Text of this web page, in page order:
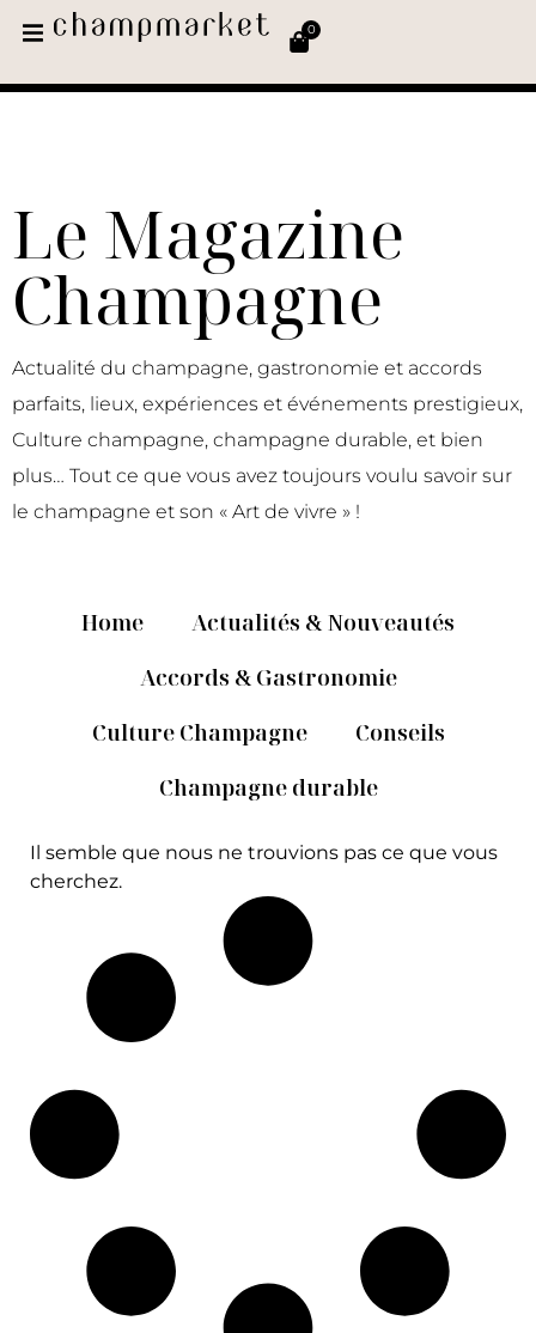
0
Le Magazine
Champagne
Actualité du champagne, gastronomie et accords
parfaits, lieux, expériences et événements prestigieux,
Culture champagne, champagne durable, et bien
plus… Tout ce que vous avez toujours voulu savoir sur
le champagne et son « Art de vivre » !
Home
Actualités & Nouveautés
Accords & Gastronomie
Culture Champagne
Conseils
Champagne durable
Il semble que nous ne trouvions pas ce que vous
cherchez.